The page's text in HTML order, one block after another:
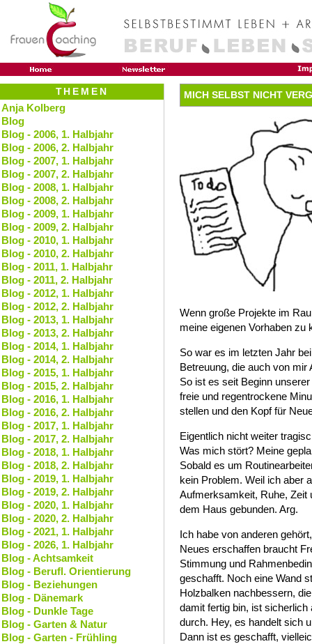
MICH SELBST NICHT
Wenn große Projekte im
meine eigenen Vorhaben zu
So war es im letzten Jahr
Betreuung, die auch von
So ist es seit Beginn unserer
freie und regentrockene
stellen und den Kopf für
Eigentlich nicht weiter
Was mich stört? Meine
Sobald es um
kein Problem. Weil ich aber
Aufmerksamkeit, Ruhe, Zeit
dem Haus gebunden. Arg.
Ich habe von anderen
Neues erschaffen braucht
Stimmung und
geschafft. Noch eine Wand
Holzbalken nachbessern,
damit fertig bin, ist
durch. Hey, es handelt sich
Dann ist es geschafft,
THEMEN
Anja Kolberg
Blog
Blog - 2006, 1. Halbjahr
Blog - 2006, 2. Halbjahr
Blog - 2007, 1. Halbjahr
Blog - 2007, 2. Halbjahr
Blog - 2008, 1. Halbjahr
Blog - 2008, 2. Halbjahr
Blog - 2009, 1. Halbjahr
Blog - 2009, 2. Halbjahr
Blog - 2010, 1. Halbjahr
Blog - 2010, 2. Halbjahr
Blog - 2011, 1. Halbjahr
Blog - 2011, 2. Halbjahr
Blog - 2012, 1. Halbjahr
Blog - 2012, 2. Halbjahr
Blog - 2013, 1. Halbjahr
Blog - 2013, 2. Halbjahr
Blog - 2014, 1. Halbjahr
Blog - 2014, 2. Halbjahr
Blog - 2015, 1. Halbjahr
Blog - 2015, 2. Halbjahr
Blog - 2016, 1. Halbjahr
Blog - 2016, 2. Halbjahr
Blog - 2017, 1. Halbjahr
Blog - 2017, 2. Halbjahr
Blog - 2018, 1. Halbjahr
Blog - 2018, 2. Halbjahr
Blog - 2019, 1. Halbjahr
Blog - 2019, 2. Halbjahr
Blog - 2020, 1. Halbjahr
Blog - 2020, 2. Halbjahr
Blog - 2021, 1. Halbjahr
Blog - 2026, 1. Halbjahr
Blog - Achtsamkeit
Blog - Berufl. Orientierung
Blog - Beziehungen
Blog - Dänemark
Blog - Dunkle Tage
Blog - Garten & Natur
Blog - Garten - Frühling